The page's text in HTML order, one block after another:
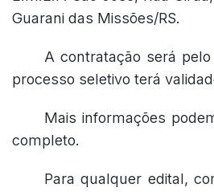
Guarani das Missões/RS.
A contratação será
processo seletivo terá
Mais informações
completo.
Para qualquer edital,